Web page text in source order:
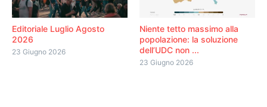
Editoriale Luglio Agosto
2026
23 Giugno 2026
Niente tetto massimo alla
popolazione: la soluzione
dell’UDC non ...
23 Giugno 2026